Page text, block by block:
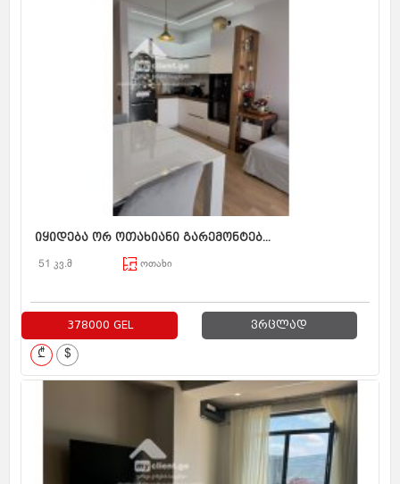
იყიდება ორ ოთახიანი გარემონტებ...
51 კვ.მ ოთახი
378000 GEL ვრცლად
₾ $